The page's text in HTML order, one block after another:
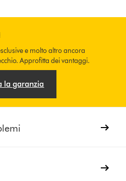
e molto altro ancora
Approfitta dei vantaggi.
la garanzia